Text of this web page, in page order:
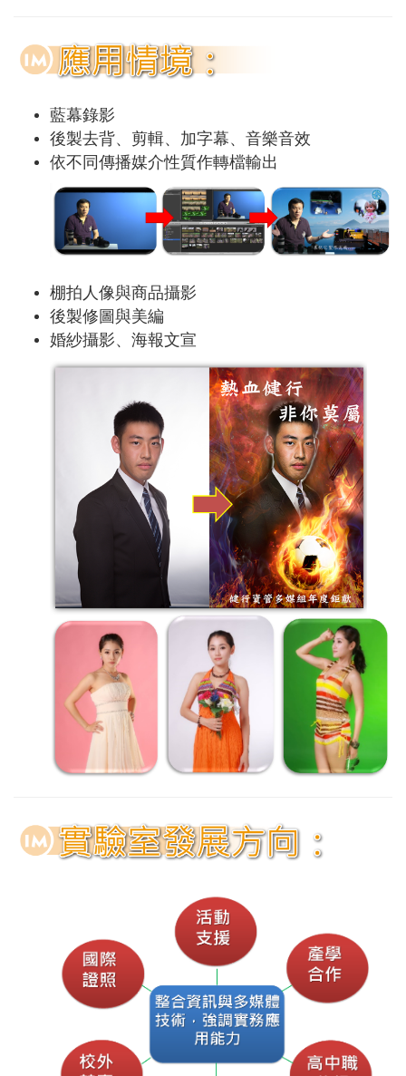
藍幕錄影
後製去背、剪輯、加字幕、音樂音效
依不同傳播媒介性質作轉檔輸出
棚拍人像與商品攝影
後製修圖與美編
婚紗攝影、海報文宣